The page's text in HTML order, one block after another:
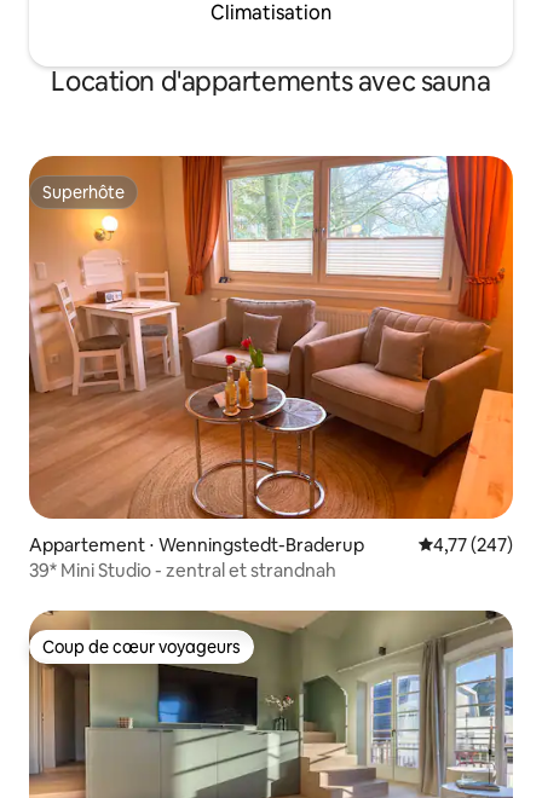
Climatisation
Location d'appartements avec sauna
Superhôte
Superhôte
Appartement ⋅ Wenningstedt-Braderup Évaluation
4,77 (247)
39* Mini Studio - zentral et strandnah
Coup de cœur voyageurs
Coup de cœur voyageurs